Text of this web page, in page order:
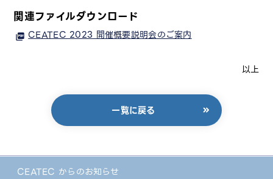
CEATEC からのお知らせ
関連ファイルダウンロード
CEATEC 2023 開催概要説明会のご案内
以上
一覧に戻る